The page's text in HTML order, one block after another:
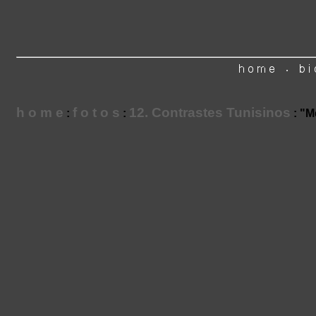
h o m e : f o t o s : 12. Contrastes Tunisinos :